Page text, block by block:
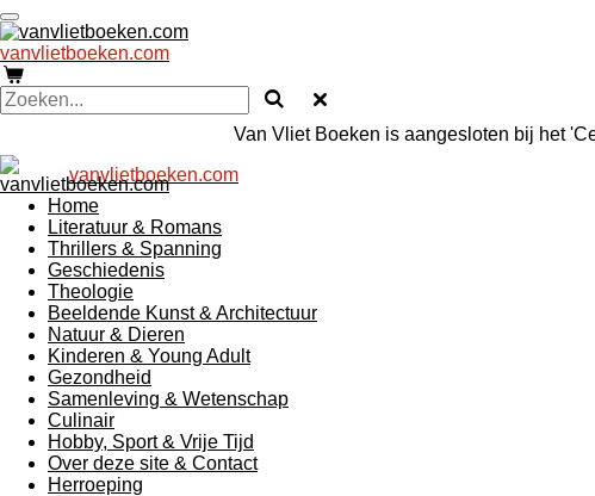
Ga
direct
naar
de
hoofdinhoud
vanvlietboeken.com
Van Vliet Boeken is aangesloten bij het
vanvlietboeken.com
Home
Literatuur & Romans
Thrillers & Spanning
Geschiedenis
Theologie
Beeldende Kunst & Architectuur
Natuur & Dieren
Kinderen & Young Adult
Gezondheid
Samenleving & Wetenschap
Culinair
Hobby, Sport & Vrije Tijd
Over deze site & Contact
Herroeping